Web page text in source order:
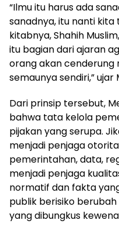
“Ilmu itu harus ada
sanadnya, itu nanti
kitabnya, Shahih
itu bagian dari ajaran
orang akan cenderung
semaunya sendiri,” ujar
Dari prinsip tersebut,
bahwa tata kelola
pijakan yang serupa.
menjadi penjaga
pemerintahan, data,
menjadi penjaga
normatif dan fakta
publik berisiko
yang dibungkus